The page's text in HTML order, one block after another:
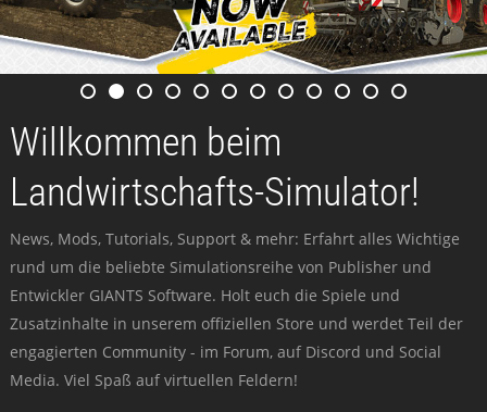
Willkommen beim
Landwirtschafts-Simulator!
News, Mods, Tutorials, Support & mehr: Erfahrt alles Wichtige
rund um die beliebte Simulationsreihe von Publisher und
Entwickler GIANTS Software. Holt euch die Spiele und
Zusatzinhalte in unserem offiziellen Store und werdet Teil der
engagierten Community - im Forum, auf Discord und Social
Media. Viel Spaß auf virtuellen Feldern!